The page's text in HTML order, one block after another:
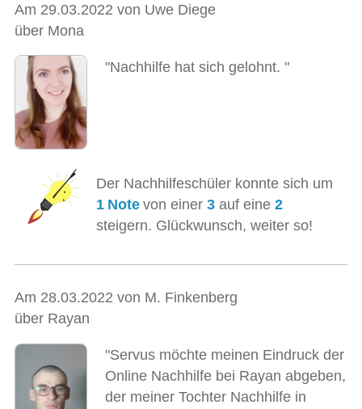
Am 29.03.2022 von Uwe Diege
über Mona
"Nachhilfe hat sich gelohnt. "
Der Nachhilfeschüler konnte sich um
1 Notevon einer3auf eine 2
steigern. Glückwunsch, weiter so!
Am 28.03.2022 von M. Finkenberg
über Rayan
"Servus möchte meinen Eindruck der
Online Nachhilfe bei Rayan abgeben,
der meiner Tochter Nachhilfe in